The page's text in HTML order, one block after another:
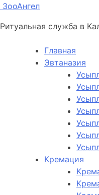
ЗооАнгел
Ритуальная служба в
Главная
Эвтаназия
Кремация